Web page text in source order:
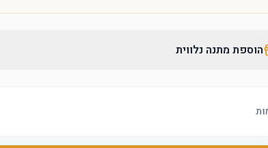
הוספת מתנה נלווית